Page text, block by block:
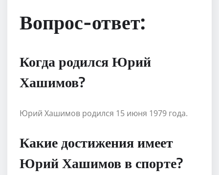
Вопрос-ответ:
Когда родился Юрий
Хашимов?
Юрий Хашимов родился 15 июня 1979 года.
Какие достижения имеет
Юрий Хашимов в спорте?